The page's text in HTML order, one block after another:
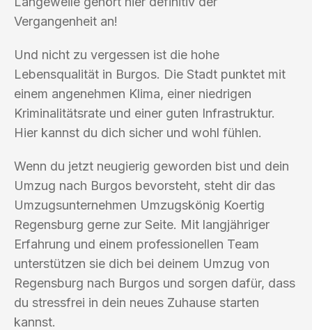
Vergangenheit an!
Und nicht zu vergessen ist die hohe
Lebensqualität in Burgos. Die Stadt punktet mit
einem angenehmen Klima, einer niedrigen
Kriminalitätsrate und einer guten Infrastruktur.
Hier kannst du dich sicher und wohl fühlen.
Wenn du jetzt neugierig geworden bist und dein
Umzug nach Burgos bevorsteht, steht dir das
Umzugsunternehmen Umzugskönig Koertig
Regensburg gerne zur Seite. Mit langjähriger
Erfahrung und einem professionellen Team
unterstützen sie dich bei deinem Umzug von
Regensburg nach Burgos und sorgen dafür, dass
du stressfrei in dein neues Zuhause starten
kannst.